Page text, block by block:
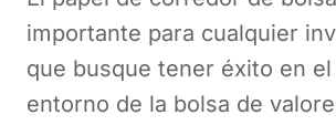
importante para cualquier
que busque tener éxito en
entorno de la bolsa de